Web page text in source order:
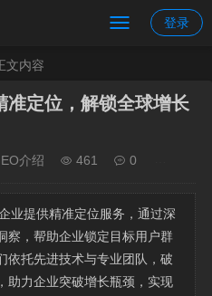
登录
文内容
准定位，解锁全球增长
介绍 461 0
业提供精准定位服务，通过深
察，帮助企业锁定目标用户群
依托先进技术与专业团队，破
助力企业突破增长瓶颈，实现